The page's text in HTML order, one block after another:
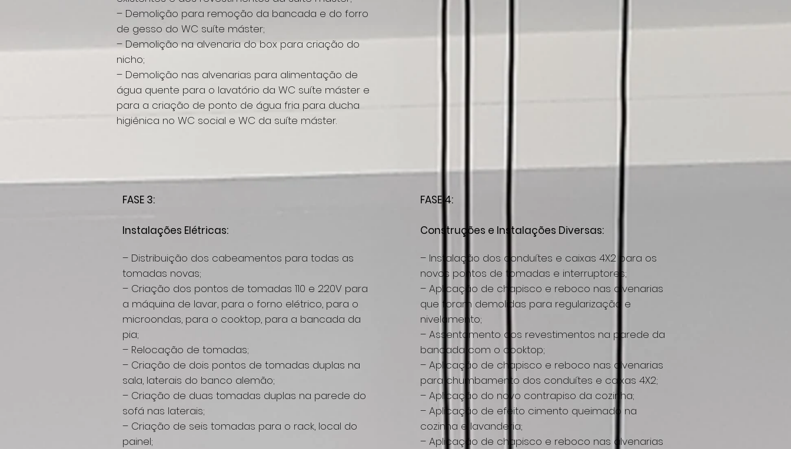
– Demolição para remoção da bancada e do forro
de gesso do WC suíte máster;
– Demolição na alvenaria do box para criação do
nicho;
– Demolição nas alvenarias para alimentação de
água quente para o lavatório da WC suíte máster e
para a criação de ponto de água fria para ducha
higiênica no WC social e WC da suíte máster.
FASE 3:
Instalações Elétricas:
– Distribuição dos cabeamentos para todas as
tomadas novas;
– Criação dos pontos de tomadas 110 e 220V para
a máquina de lavar, para o forno elétrico, para o
microondas, para o cooktop, para a bancada da
pia;
– Relocação de tomadas;
– Criação de dois pontos de tomadas duplas na
sala, laterais do banco alemão;
– Criação de duas tomadas duplas na parede do
sofá nas laterais;
– Criação de seis tomadas para o rack, local do
painel;
FASE 4:
Construções e Instalações Diversas:
– Instalação dos conduítes e caixas 4X2 para os
novos pontos de tomadas e interruptores;
– Aplicação de chapisco e reboco nas alvenarias
que foram demolidas para regularização e
nivelamento;
– Assentamento dos revestimentos na parede da
bancada com o cooktop;
– Aplicação de chapisco e reboco nas alvenarias
para chumbamento dos conduítes e caixas 4X2;
– Aplicação do novo contrapiso da cozinha;
– Aplicação de efeito cimento queimado na
cozinha e lavanderia;
– Aplicação de chapisco e reboco nas alvenarias